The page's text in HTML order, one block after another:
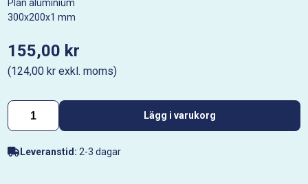
Plan aluminium
300x200x1 mm
155,00 kr
(124,00 kr exkl. moms)
Lägg i varukorg
Leveranstid: 2-3 dagar